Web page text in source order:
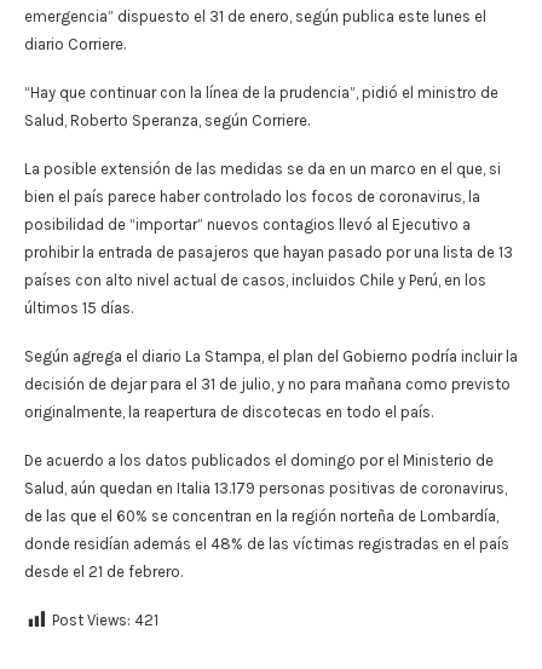
emergencia” dispuesto el 31 de enero, según publica este lunes el
diario Corriere.
“Hay que continuar con la línea de la prudencia”, pidió el ministro de
Salud, Roberto Speranza, según Corriere.
La posible extensión de las medidas se da en un marco en el que, si
bien el país parece haber controlado los focos de coronavirus, la
posibilidad de “importar” nuevos contagios llevó al Ejecutivo a
prohibir la entrada de pasajeros que hayan pasado por una lista de 13
países con alto nivel actual de casos, incluidos Chile y Perú, en los
últimos 15 días.
Según agrega el diario La Stampa, el plan del Gobierno podría incluir la
decisión de dejar para el 31 de julio, y no para mañana como previsto
originalmente, la reapertura de discotecas en todo el país.
De acuerdo a los datos publicados el domingo por el Ministerio de
Salud, aún quedan en Italia 13.179 personas positivas de coronavirus,
de las que el 60% se concentran en la región norteña de Lombardía,
donde residían además el 48% de las víctimas registradas en el país
desde el 21 de febrero.
Post Views: 421